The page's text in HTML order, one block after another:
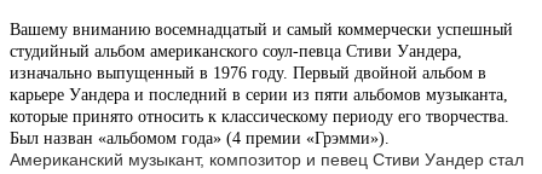
Вашему вниманию восемнадцатый и самый коммерчески успешный
студийный альбом американского соул-певца Стиви Уандера,
изначально выпущенный в 1976 году. Первый двойной альбом в
карьере Уандера и последний в серии из пяти альбомов музыканта,
которые принято относить к классическому периоду его творчества.
Был назван «альбомом года» (4 премии «Грэмми»).
Американский музыкант, композитор и певец Стиви Уандер стал